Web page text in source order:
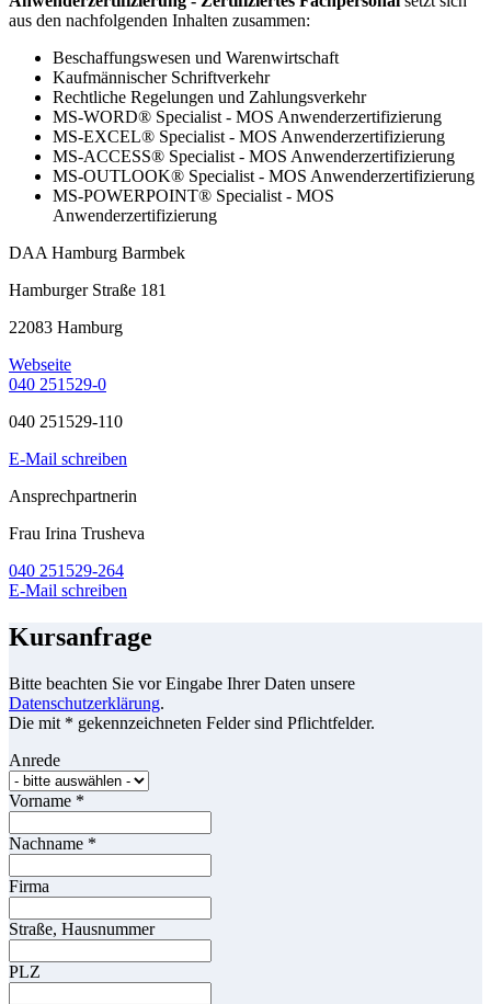
aus den nachfolgenden Inhalten zusammen:
Beschaffungswesen und Warenwirtschaft
Kaufmännischer Schriftverkehr
Rechtliche Regelungen und Zahlungsverkehr
MS-WORD® Specialist - MOS Anwenderzertifizierung
MS-EXCEL® Specialist - MOS Anwenderzertifizierung
MS-ACCESS® Specialist - MOS Anwenderzertifizierung
MS-OUTLOOK® Specialist - MOS Anwenderzertifizierung
MS-POWERPOINT® Specialist - MOS
Anwenderzertifizierung
DAA Hamburg Barmbek
Hamburger Straße 181
22083 Hamburg
Webseite
040 251529-0
040 251529-110
E-Mail schreiben
Ansprechpartnerin
Frau Irina Trusheva
040 251529-264
E-Mail schreiben
Kursanfrage
Bitte beachten Sie vor Eingabe Ihrer Daten unsere
Datenschutzerklärung.
Die mit * gekennzeichneten Felder sind Pflichtfelder.
Anrede
Vorname *
Nachname *
Firma
Straße, Hausnummer
PLZ